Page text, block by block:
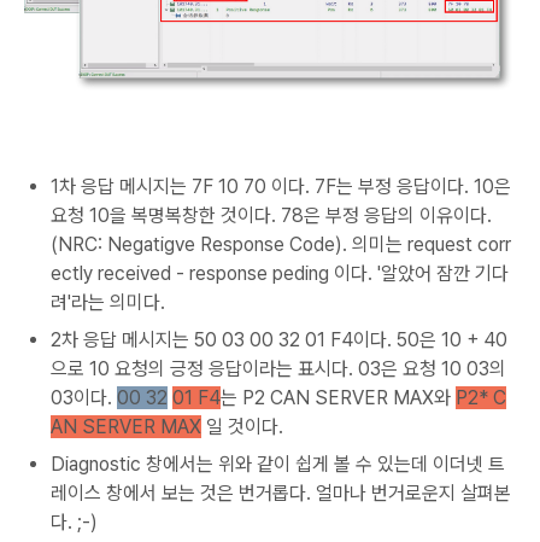
1차 응답 메시지는 7F 10 70 이다. 7F는 부정 응답이다. 10은
요청 10을 복명복창한 것이다. 78은 부정 응답의 이유이다.
(NRC: Negatigve Response Code). 의미는 request corr
ectly received - response peding 이다. '알았어 잠깐 기다
려'라는 의미다.
2차 응답 메시지는 50 03 00 32 01 F4이다. 50은 10 + 40
으로 10 요청의 긍정 응답이라는 표시다. 03은 요청 10 03의
03이다. 00 32 01 F4는 P2 CAN SERVER MAX와 P2* C
AN SERVER MAX 일 것이다.
Diagnostic 창에서는 위와 같이 쉽게 볼 수 있는데 이더넷 트
레이스 창에서 보는 것은 번거롭다. 얼마나 번거로운지 살펴본
다. ;-)